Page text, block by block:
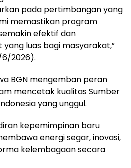
pada pertimbangan yang
memastikan program
efektif dan
luas bagi masyarakat,”
6/2026).
BGN mengemban peran
mencetak kualitas Sumber
yang unggul.
kepemimpinan baru
energi segar, inovasi,
kelembagaan secara